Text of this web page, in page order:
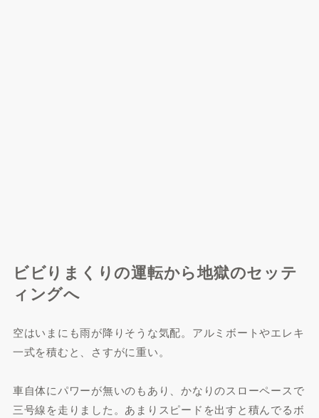
ビビりまくりの運転から地獄のセッテ
ィングへ
空はいまにも雨が降りそうな気配。アルミボートやエレキ
一式を積むと、さすがに重い。
車自体にパワーが無いのもあり、かなりのスローペースで
三号線を走りました。あまりスピードを出すと積んでるボ